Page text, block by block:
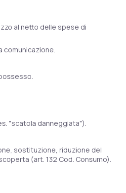
al netto delle spese di
comunicazione.
"scatola danneggiata").
sostituzione, riduzione del
(art. 132 Cod. Consumo).